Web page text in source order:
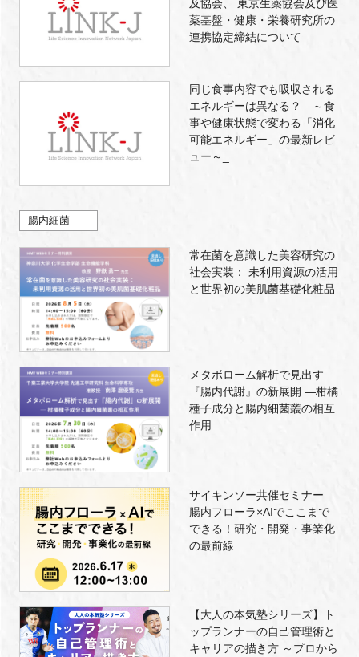
及協会、 東京生薬協会及び医
薬基盤・健康・栄養研究所の
連携協定締結について_
同じ食事内容でも吸収される
エネルギーは異なる？ ～食
事や健康状態で変わる「消化
可能エネルギー」の最新レビ
ュー～_
腸内細菌
常在菌を意識した美容研究の
社会実装： 未利用資源の活用
と世界初の美肌菌基礎化粧品
メタボローム解析で見出す
『腸内代謝』の新展開 —柑橘
種子成分と腸内細菌叢の相互
作用
サイキンソー共催セミナー_
腸内フローラ×AIでここまで
できる！研究・開発・事業化
の最前線
【大人の本気塾シリーズ】ト
ップランナーの自己管理術と
キャリアの描き方 ～プロから